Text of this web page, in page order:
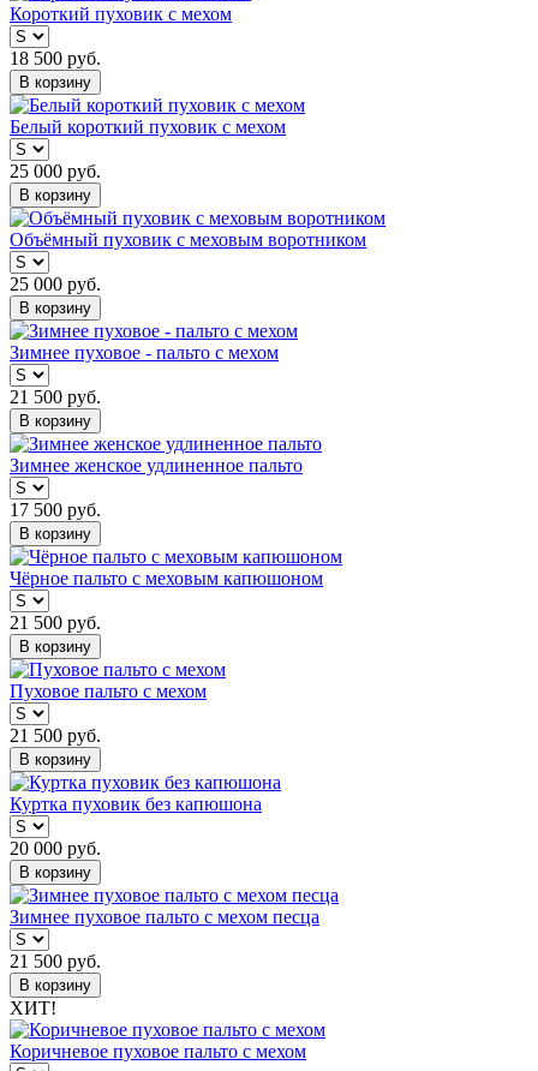
Короткий пуховик с мехом
18 500 руб.
В корзину
Белый короткий пуховик с мехом
25 000 руб.
В корзину
Объёмный пуховик с меховым воротником
25 000 руб.
В корзину
Зимнее пуховое - пальто с мехом
21 500 руб.
В корзину
Зимнее женское удлиненное пальто
17 500 руб.
В корзину
Чёрное пальто с меховым капюшоном
21 500 руб.
В корзину
Пуховое пальто с мехом
21 500 руб.
В корзину
Куртка пуховик без капюшона
20 000 руб.
В корзину
Зимнее пуховое пальто с мехом песца
21 500 руб.
В корзину
ХИТ!
Коричневое пуховое пальто с мехом